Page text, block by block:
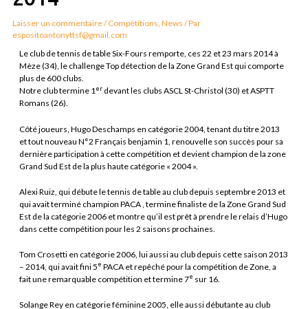
Laisser un commentaire/Compétitions,News / Par
espositoantonyttsf@gmail.com
Le club de tennis de table Six-Fours remporte, ces 22 et 23 mars 2014 à
Mèze (34), le challenge Top détection de la Zone Grand Est qui comporte
plus de 600 clubs.
Notre club termine 1er devant les clubs ASCL St-Christol (30) et ASPTT
Romans (26).
Côté joueurs, Hugo Deschamps en catégorie 2004, tenant du titre 2013
et tout nouveau N°2 Français benjamin 1, renouvelle son succès pour sa
dernière participation à cette compétition et devient champion de la zone
Grand Sud Est de la plus haute catégorie « 2004 ».
Alexi Ruiz, qui débute le tennis de table au club depuis septembre 2013 et
qui avait terminé champion PACA , termine finaliste de la Zone Grand Sud
Est de la catégorie 2006 et montre qu’il est prêt à prendre le relais d’Hugo
dans cette compétition pour les 2 saisons prochaines.
Tom Crosetti en catégorie 2006, lui aussi au club depuis cette saison 2013
– 2014, qui avait fini 5e PACA et repêché pour la compétition de Zone, a
fait une remarquable compétition et termine 7e sur 16.
Solange Rey en catégorie féminine 2005, elle aussi débutante au club